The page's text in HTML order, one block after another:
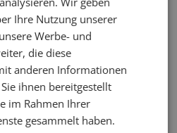
ursprünglich aus der
Teil Belgiens)
Farmen in den
kühl gelagert und
den Feldarbeitern
sind in der Regel
bis zu 8 Vol.-%
Ihre Nutzung unserer
Werbe- und
die diese
anderen Informationen
ihnen bereitgestellt
im Rahmen Ihrer
gesammelt haben.